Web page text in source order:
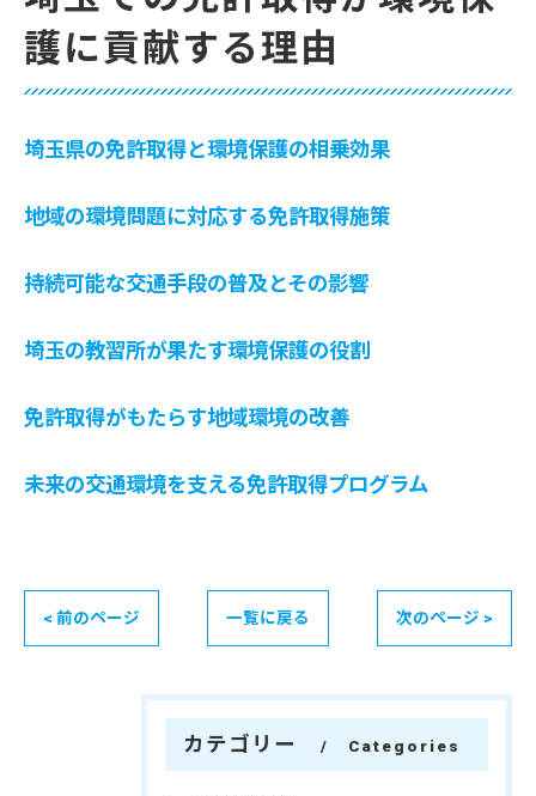
護に貢献する理由
埼玉県の免許取得と環境保護の相乗効果
地域の環境問題に対応する免許取得施策
持続可能な交通手段の普及とその影響
埼玉の教習所が果たす環境保護の役割
免許取得がもたらす地域環境の改善
未来の交通環境を支える免許取得プログラム
< 前のページ 一覧に戻る 次のページ >
カテゴリー Categories